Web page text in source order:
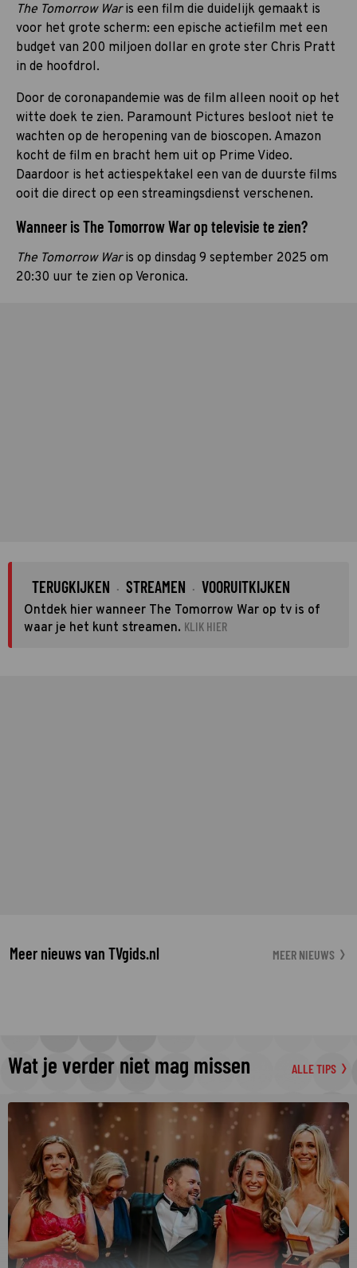
The Tomorrow Waris een film die duidelijk gemaakt is
voor het grote scherm: een epische actiefilm met een
budget van 200 miljoen dollar en grote ster Chris Pratt
in de hoofdrol.
Door de coronapandemie was de film alleen nooit op het
witte doek te zien. Paramount Pictures besloot niet te
wachten op de heropening van de bioscopen. Amazon
kocht de film en bracht hem uit op Prime Video.
Daardoor is het actiespektakel een van de duurste films
ooit die direct op een streamingsdienst verschenen.
Wanneer is The Tomorrow War op televisie te zien?
The Tomorrow Waris op dinsdag 9 september 2025 om
20:30 uur te zien op Veronica.
TERUGKIJKEN · STREAMEN · VOORUITKIJKEN
Ontdek hier wanneer The Tomorrow War op tv is of
waar je het kunt streamen. KLIK HIER
Meer nieuws van TVgids.nl MEER NIEUWS
Wat je verder niet mag missen ALLE TIPS